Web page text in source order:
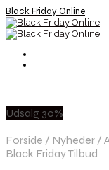
Black Friday Online
Udsalg 30%
Forside / Nyheder /
Black Friday Tilbud